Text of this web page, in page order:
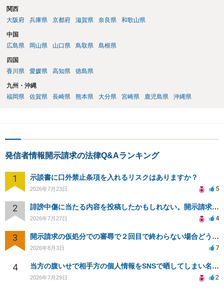
関西
大阪府
兵庫県 京都府 滋賀県 奈良県 和歌山県
中国
広島県
岡山県 山口県 鳥取県 島根県
四国
香川県
愛媛県 高知県 徳島県
九州・沖縄
福岡県
佐賀県 長崎県 熊本県 大分県 宮崎県 鹿児島県 沖縄県
発信者情報開示請求の法律Q&Aランキング
1 示談書に口外禁止条項を入れるリスクはありますか？
2026年7月23日 5
2 誹謗中傷に当たる内容を投稿したかもしれない。開示請求や民事刑事裁判に発展しうるのか教えて欲しい。
2026年7月27日 4
3 開示請求の仮処分での審尋で２回目で終わらない場合どうしたらいいですか
2026年8月3日 7
4 当方の腹いせで相手方の個人情報をSNSで晒してしまい名誉毀損させてしまったかもしれない
2026年7月29日 2